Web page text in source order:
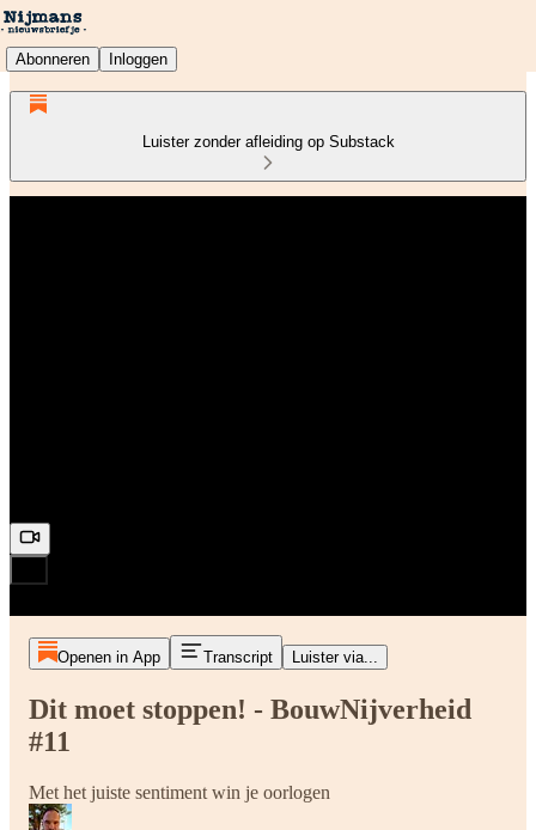
Abonneren Inloggen
Luister zonder afleiding op Substack
Openen in App Transcript Luister via...
Dit moet stoppen! - BouwNijverheid
#11
Met het juiste sentiment win je oorlogen